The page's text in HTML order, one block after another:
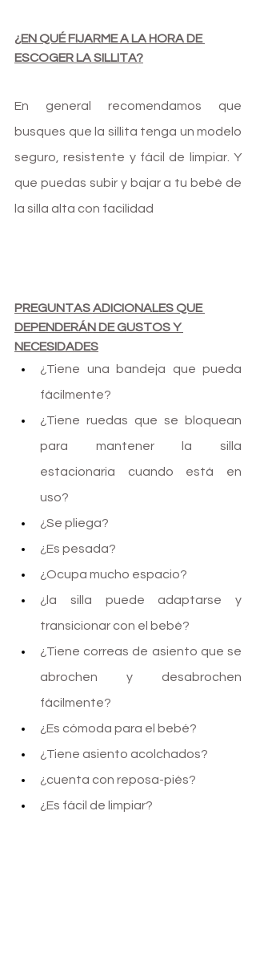
¿EN QUÉ FIJARME A LA HORA DE
ESCOGER LA SILLITA?
En general recomendamos que
busques que la sillita tenga un modelo
seguro, resistente y fácil de limpiar. Y
que puedas subir y bajar a tu bebé de
la silla alta con facilidad
PREGUNTAS ADICIONALES QUE
DEPENDERÁN DE GUSTOS Y
NECESIDADES
¿Tiene una bandeja que pueda
fácilmente?
¿Tiene ruedas que se bloquean
para mantener la silla
estacionaria cuando está en
uso?
¿Se pliega?
¿Es pesada?
¿Ocupa mucho espacio?
¿la silla puede adaptarse y
transicionar con el bebé?
¿Tiene correas de asiento que se
abrochen y desabrochen
fácilmente?
¿Es cómoda para el bebé?
¿Tiene asiento acolchados?
¿cuenta con reposa-piés?
¿Es fácil de limpiar?